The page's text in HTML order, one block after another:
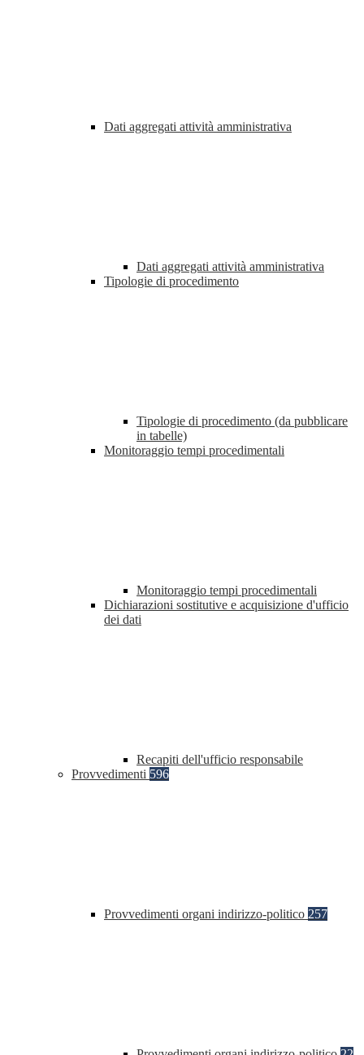
Dati aggregati attività amministrativa
Dati aggregati attività amministrativa
Tipologie di procedimento
Tipologie di procedimento (da pubblicare
in tabelle)
Monitoraggio tempi procedimentali
Monitoraggio tempi procedimentali
Dichiarazioni sostitutive e acquisizione d'ufficio
dei dati
Recapiti dell'ufficio responsabile
Provvedimenti 596
Provvedimenti organi indirizzo-politico 257